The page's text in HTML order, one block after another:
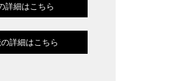
詳細はこちら
詳細はこちら